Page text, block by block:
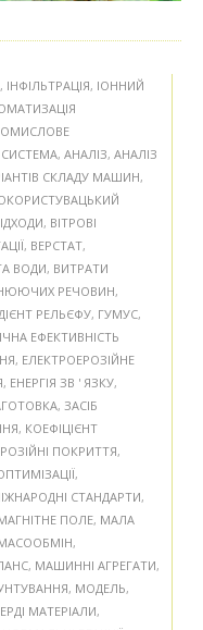
, ІНФІЛЬТРАЦІЯ, ІОННИЙ
, АНАЛІЗ, АНАЛІЗ
СКЛАДУ МАШИН,
, ВІТРОВІ
, ВЕРСТАТ,
ВОДИ, ВИТРАТИ
РЕЧОВИН,
РЕЛЬЄФУ, ГУМУС,
ЕФЕКТИВНІСТЬ
, ЕЛЕКТРОЕРОЗІЙНЕ
, ЕНЕРГІЯ ЗВ ' ЯЗКУ,
, ЗАСІБ
, КОЕФІЦІЄНТ
ПОКРИТТЯ,
,
СТАНДАРТИ,
ПОЛЕ, МАЛА
,
, МАШИННІ АГРЕГАТИ,
, МОДЕЛЬ,
МАТЕРІАЛИ,